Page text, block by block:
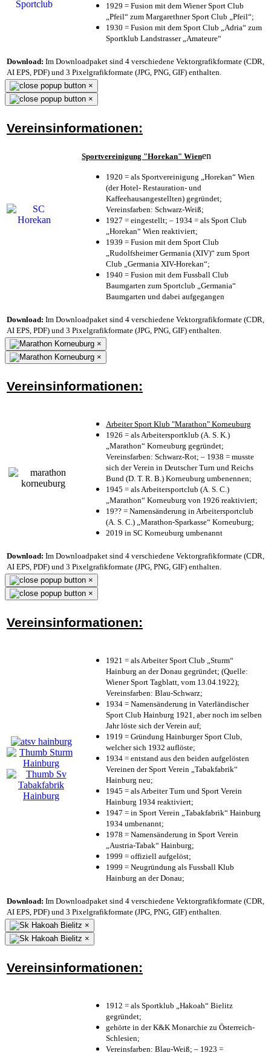
1929 = Fusion mit dem Wiener Sport Club
„Pfeil“ zum Margarethner Sport Club „Pfeil“;
1930 = Fusion mit dem Sport Club „Adria“ zum
Sportklub Landstrasser „Amateure“
Download: Im Downloadpaket sind 4 verschiedene Vektorgrafikformate (CDR,
AI EPS, PDF) und 3 Pixelgrafikformate (JPG, PNG, GIF) enthalten.
×
×
Vereinsinformationen:
Sportvereinigung "Horekan" Wienen
1920 = als Sportvereinigung „Horekan“ Wien
(der Hotel- Restauration- und
Kaffeehausangestellten) gegründet;
Vereinsfarben: Schwarz-Weiß;
1927 = eingestellt; – 1934 = als Sport Club
„Horekan“ Wien reaktiviert;
1939 = Fusion mit dem Sport Club
„Rudolfsheimer Germania (XIV)“ zum Sport
Club „Germania XIV-Horekan“;
1940 = Fusion mit dem Fussball Club
Baumgarten zum Sportclub „Germania“
Baumgarten und dabei aufgegangen
Download: Im Downloadpaket sind 4 verschiedene Vektorgrafikformate (CDR,
AI EPS, PDF) und 3 Pixelgrafikformate (JPG, PNG, GIF) enthalten.
×
×
Vereinsinformationen:
Arbeiter Sport Klub "Marathon" Korneuburg
1926 = als Arbeitersportklub (A. S. K.)
„Marathon“ Korneuburg gegründet;
Vereinsfarben: Schwarz-Rot; – 1938 = musste
sich der Verein in Deutscher Turn und Reichs
Bund (D. T. R. B.) Korneuburg umbenennen;
1945 = als Arbeitersportclub (A. S. C.)
„Marathon“ Korneuburg von 1926 reaktiviert;
19?? = Namensänderung in Arbeitersportclub
(A. S. C.) „Marathon-Sparkasse“ Korneuburg;
2019 in SC Korneuburg umbenannt
Download: Im Downloadpaket sind 4 verschiedene Vektorgrafikformate (CDR,
AI EPS, PDF) und 3 Pixelgrafikformate (JPG, PNG, GIF) enthalten.
×
×
Vereinsinformationen:
1921 = als Arbeiter Sport Club „Sturm“
Hainburg an der Donau gegründet; (Quelle:
Wiener Sport Tagblatt, vom 13.04.1922);
Vereinsfarben: Blau-Schwarz;
1934 = Namensänderung in Vaterländischer
Sport Club Hainburg 1921, aber noch im selben
Jahr löste sich der Verein auf;
1919 = Gründung Hainburger Sport Club,
welcher sich 1932 auflöste;
1934 = entstand aus den beiden aufgelösten
Vereinen der Sport Verein „Tabakfabrik“
Hainburg neu;
1945 = als Arbeiter Turn und Sport Verein
Hainburg 1934 reaktiviert;
1947 = in Sport Verein „Tabakfabrik“ Hainburg
1934 umbenannt;
1978 = Namensänderung in Sport Verein
„Austria-Tabak“ Hainburg;
1999 = offiziell aufgelöst;
1999 = Neugründung als Fussball Klub
Hainburg an der Donau;
Download: Im Downloadpaket sind 4 verschiedene Vektorgrafikformate (CDR,
AI EPS, PDF) und 3 Pixelgrafikformate (JPG, PNG, GIF) enthalten.
×
×
Vereinsinformationen:
1912 = als Sportklub „Hakoah“ Bielitz
gegründet;
gehörte in der K&K Monarchie zu Österreich-
Schlesien;
Vereinsfarben: Blau-Weiß; – 1923 =